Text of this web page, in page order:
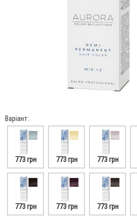
Варіант:
773 грн 773 грн 773 грн
773 грн 773 грн 773 грн